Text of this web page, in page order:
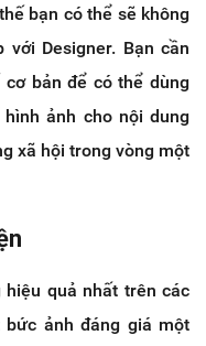
bạn có thể sẽ không
Designer. Bạn cần
bản để có thể dùng
ảnh cho nội dung
xã hội trong vòng một
quả nhất trên các
bức ảnh đáng giá một